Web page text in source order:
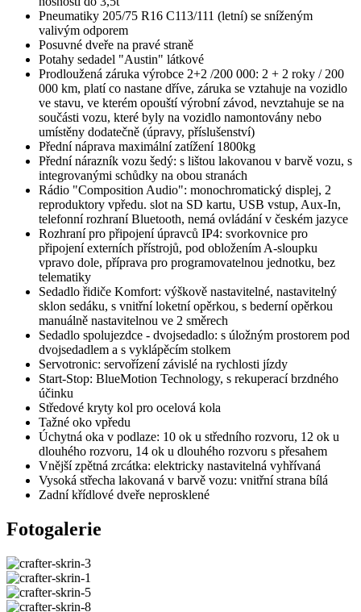
Pneumatiky 205/75 R16 C113/111 (letní) se sníženým
valivým odporem
Posuvné dveře na pravé straně
Potahy sedadel "Austin" látkové
Prodloužená záruka výrobce 2+2 /200 000: 2 + 2 roky / 200
000 km, platí co nastane dříve, záruka se vztahuje na vozidlo
ve stavu, ve kterém opouští výrobní závod, nevztahuje se na
součásti vozu, které byly na vozidlo namontovány nebo
umístěny dodatečně (úpravy, příslušenství)
Přední náprava maximální zatížení 1800kg
Přední nárazník vozu šedý: s lištou lakovanou v barvě vozu, s
integrovanými schůdky na obou stranách
Rádio "Composition Audio": monochromatický displej, 2
reproduktory vpředu. slot na SD kartu, USB vstup, Aux-In,
telefonní rozhraní Bluetooth, nemá ovládání v českém jazyce
Rozhraní pro připojení úpravců IP4: svorkovnice pro
připojení externích přístrojů, pod obložením A-sloupku
vpravo dole, příprava pro programovatelnou jednotku, bez
telematiky
Sedadlo řidiče Komfort: výškově nastavitelné, nastavitelný
sklon sedáku, s vnitřní loketní opěrkou, s bederní opěrkou
manuálně nastavitelnou ve 2 směrech
Sedadlo spolujezdce - dvojsedadlo: s úložným prostorem pod
dvojsedadlem a s vyklápěcím stolkem
Servotronic: servořízení závislé na rychlosti jízdy
Start-Stop: BlueMotion Technology, s rekuperací brzdného
účinku
Středové kryty kol pro ocelová kola
Tažné oko vpředu
Úchytná oka v podlaze: 10 ok u středního rozvoru, 12 ok u
dlouhého rozvoru, 14 ok u dlouhého rozvoru s přesahem
Vnější zpětná zrcátka: elektricky nastavitelná vyhřívaná
Vysoká střecha lakovaná v barvě vozu: vnitřní strana bílá
Zadní křídlové dveře neprosklené
Fotogalerie